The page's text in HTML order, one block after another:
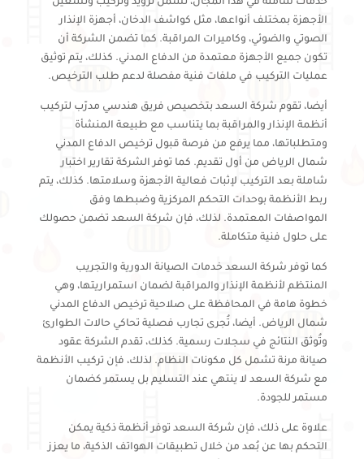
خدمات شاملة في هذا المجال، تشمل تزويد وتركيب وتشغيل
الأجهزة بمختلف أنواعها، مثل كواشف الدخان، أجهزة الإنذار
الصوتي والضوئي، وكاميرات المراقبة. كما تضمن الشركة أن
تكون جميع الأجهزة معتمدة من الدفاع المدني. كذلك، يتم توثيق
عمليات التركيب في ملفات فنية مفصلة لدعم طلب الترخيص.
أيضا، تقوم شركة السعد بتخصيص فريق هندسي مدرّب لتركيب
أنظمة الإنذار والمراقبة بما يتناسب مع طبيعة المنشأة
ومتطلباتها، مما يرفع من فرصة قبول ترخيص الدفاع المدني
شمال الرياض من أول تقديم. كما توفر الشركة تقارير اختبار
شاملة بعد التركيب لإثبات فعالية الأجهزة وسلامتها. كذلك، يتم
ربط الأنظمة بوحدات التحكم المركزية وضبطها وفق
المواصفات المعتمدة. لذلك، فإن شركة السعد تضمن حصولك
على حلول فنية متكاملة.
كما توفر شركة السعد خدمات الصيانة الدورية والتجريب
المنتظم لأنظمة الإنذار والمراقبة لضمان استمراريتها، وهي
خطوة هامة في المحافظة على صلاحية ترخيص الدفاع المدني
شمال الرياض. أيضا، تُجرى تجارب فصلية تحاكي حالات الطوارئ
وتُوثق النتائج في سجلات رسمية. كذلك، تقدم الشركة عقود
صيانة مرنة تشمل كل مكونات النظام. لذلك، فإن تركيب الأنظمة
مع شركة السعد لا ينتهي عند التسليم بل يستمر كضمان
مستمر للجودة.
علاوة على ذلك، فإن شركة السعد توفر أنظمة ذكية يمكن
التحكم بها عن بُعد من خلال تطبيقات الهواتف الذكية، ما يعزز